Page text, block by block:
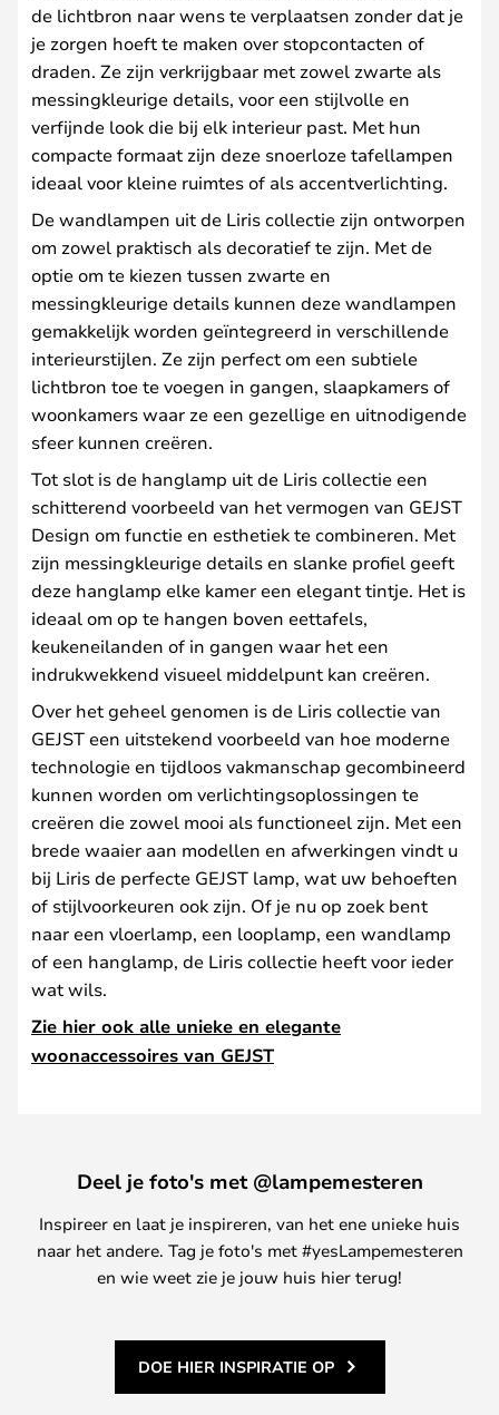
de lichtbron naar wens te verplaatsen zonder dat je
je zorgen hoeft te maken over stopcontacten of
draden. Ze zijn verkrijgbaar met zowel zwarte als
messingkleurige details, voor een stijlvolle en
verfijnde look die bij elk interieur past. Met hun
compacte formaat zijn deze snoerloze tafellampen
ideaal voor kleine ruimtes of als accentverlichting.
De wandlampen uit de Liris collectie zijn ontworpen
om zowel praktisch als decoratief te zijn. Met de
optie om te kiezen tussen zwarte en
messingkleurige details kunnen deze wandlampen
gemakkelijk worden geïntegreerd in verschillende
interieurstijlen. Ze zijn perfect om een subtiele
lichtbron toe te voegen in gangen, slaapkamers of
woonkamers waar ze een gezellige en uitnodigende
sfeer kunnen creëren.
Tot slot is de hanglamp uit de Liris collectie een
schitterend voorbeeld van het vermogen van GEJST
Design om functie en esthetiek te combineren. Met
zijn messingkleurige details en slanke profiel geeft
deze hanglamp elke kamer een elegant tintje. Het is
ideaal om op te hangen boven eettafels,
keukeneilanden of in gangen waar het een
indrukwekkend visueel middelpunt kan creëren.
Over het geheel genomen is de Liris collectie van
GEJST een uitstekend voorbeeld van hoe moderne
technologie en tijdloos vakmanschap gecombineerd
kunnen worden om verlichtingsoplossingen te
creëren die zowel mooi als functioneel zijn. Met een
brede waaier aan modellen en afwerkingen vindt u
bij Liris de perfecte GEJST lamp, wat uw behoeften
of stijlvoorkeuren ook zijn. Of je nu op zoek bent
naar een vloerlamp, een looplamp, een wandlamp
of een hanglamp, de Liris collectie heeft voor ieder
wat wils.
Zie hier ook alle unieke en elegante
woonaccessoires van GEJST
Deel je foto's met @lampemesteren
Inspireer en laat je inspireren, van het ene unieke huis
naar het andere. Tag je foto's met #yesLampemesteren
en wie weet zie je jouw huis hier terug!
DOE HIER INSPIRATIE OP